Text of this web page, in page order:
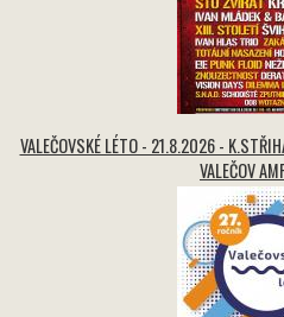
VALEČOVSKÉ LÉTO - 21.8.2026 -
VALEČOV